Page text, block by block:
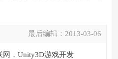
最后编辑： 2013-03-06
网，Unity3D游戏开发